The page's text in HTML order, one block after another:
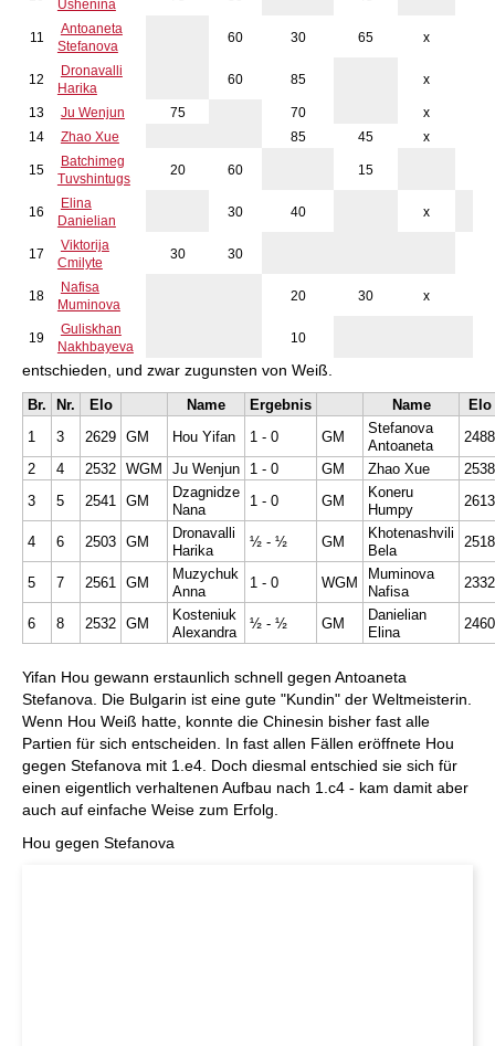
Mit Ausnahme der Partie zwischen Dronavalli Harika und Bela
Khotenashvili, die keine Siegerin fand, wurden in der gestrigen
5. Runde des Grand Prix-Turniers in Georgien alle Partien
entschieden, und zwar zugunsten von Weiß.
Br. Nr. Elo Name Ergebnis Name
Elo
1
3 2629 GM Hou Yifan 1 - 0 GM
Stefanova
Antoaneta
2488
2
4 2532 WGM Ju Wenjun 1 - 0 GM Zhao Xue
2538
3
5 2541 GM
Dzagnidze
Nana
1 - 0 GM
Koneru
Humpy
2613
4 6 2503 GM
Dronavalli
Harika
½ - ½ GM
Khotenashvili
Bela
2518
5 7 2561 GM
Muzychuk
Anna
1 - 0 WGM
Muminova
Nafisa
2332
6 8 2532 GM
Kosteniuk
Alexandra
½ - ½ GM
Danielian
Elina
2460
Yifan Hou gewann erstaunlich schnell gegen Antoaneta
Stefanova. Die Bulgarin ist eine gute "Kundin" der Weltmeisterin.
Wenn Hou Weiß hatte, konnte die Chinesin bisher fast alle
Partien für sich entscheiden. In fast allen Fällen eröffnete Hou
gegen Stefanova mit 1.e4. Doch diesmal entschied sie sich für
einen eigentlich verhaltenen Aufbau nach 1.c4 - kam damit aber
auch auf einfache Weise zum Erfolg.
Hou gegen Stefanova
Ushenina
11
Antoaneta
Stefanova
60 30 65 x
12
Dronavalli
Harika
60 85 x
13 Ju Wenjun 75 70 x
14
Zhao Xue 85 45 x
15
Batchimeg
Tuvshintugs
20 60 15
16
Elina
Danielian
30 40 x
17
Viktorija
Cmilyte
30 30
18
Nafisa
Muminova
20 30 x
19
Guliskhan
Nakhbayeva
10